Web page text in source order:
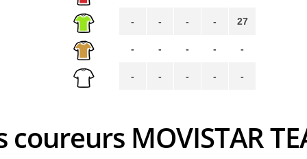
-
-
-
-
-
-
-
-
-
-
-
-
27
-
-
coureurs MOVISTAR